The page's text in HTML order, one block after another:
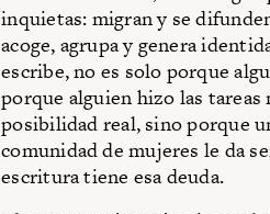
inquietas: migran y se
acoge, agrupa y genera
escribe, no es solo porque
porque alguien hizo las tareas
posibilidad real, sino porque
comunidad de mujeres le da
escritura tiene esa deuda.